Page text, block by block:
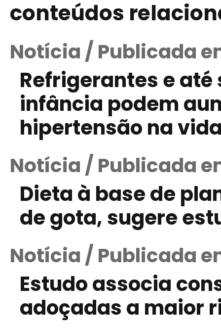
conteúdos
Notícia / Publicada
Refrigerantes e
infância podem
hipertensão na
Notícia / Publicada
Dieta à base de
de gota, sugere
Notícia / Publicada
Estudo associa
adoçadas a maior